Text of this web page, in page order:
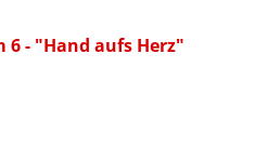
6 - "Hand aufs Herz"